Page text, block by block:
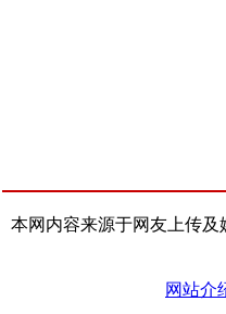
本网内容来源于网友上传
网站介